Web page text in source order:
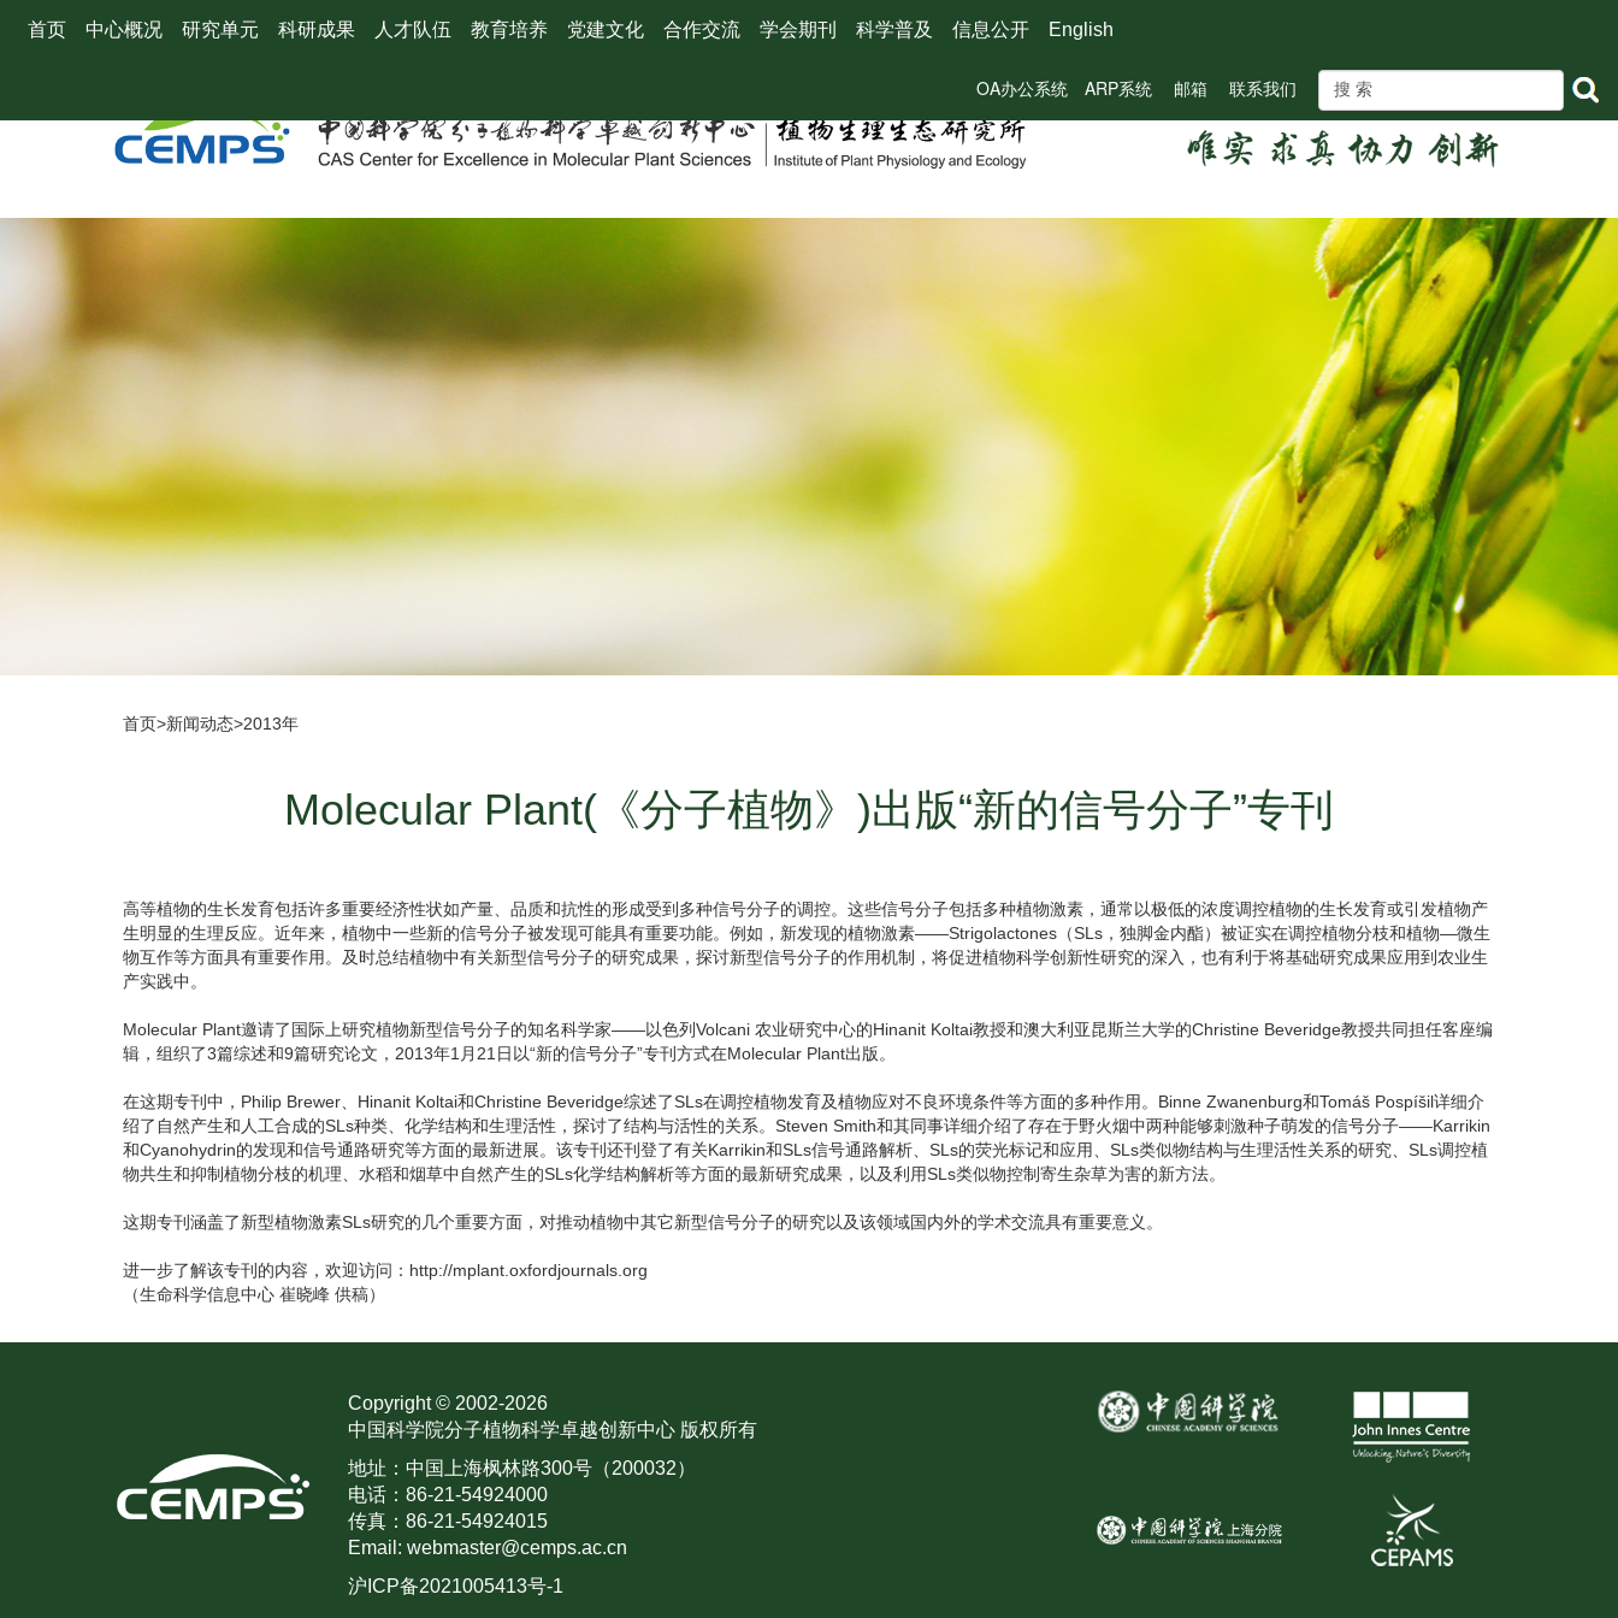
首页 中心概况 研究单元 科研成果 人才队伍 教育培养 党建文化 合作交流 学会期刊 科学普及 信息公开 English
OA办公系统 ARP系统 邮箱 联系我们
首页>新闻动态>2013年
Molecular Plant(《分子植物》)出版“新的信号分子”专刊
高等植物的生长发育包括许多重要经济性状如产量、品质和抗性的形成受到多种信号分子的调控。这些信号分子包括多种植物激素，通常以极低的浓度调控植物的生长发育或引发植物产
生明显的生理反应。近年来，植物中一些新的信号分子被发现可能具有重要功能。例如，新发现的植物激素——Strigolactones（SLs，独脚金内酯）被证实在调控植物分枝和植物—微生
物互作等方面具有重要作用。及时总结植物中有关新型信号分子的研究成果，探讨新型信号分子的作用机制，将促进植物科学创新性研究的深入，也有利于将基础研究成果应用到农业生
产实践中。
Molecular Plant邀请了国际上研究植物新型信号分子的知名科学家——以色列Volcani 农业研究中心的Hinanit Koltai教授和澳大利亚昆斯兰大学的Christine Beveridge教授共同担任客座编
辑，组织了3篇综述和9篇研究论文，2013年1月21日以“新的信号分子”专刊方式在Molecular Plant出版。
在这期专刊中，Philip Brewer、Hinanit Koltai和Christine Beveridge综述了SLs在调控植物发育及植物应对不良环境条件等方面的多种作用。Binne Zwanenburg和Tomáš Pospíšil详细介
绍了自然产生和人工合成的SLs种类、化学结构和生理活性，探讨了结构与活性的关系。Steven Smith和其同事详细介绍了存在于野火烟中两种能够刺激种子萌发的信号分子——Karrikin
和Cyanohydrin的发现和信号通路研究等方面的最新进展。该专刊还刊登了有关Karrikin和SLs信号通路解析、SLs的荧光标记和应用、SLs类似物结构与生理活性关系的研究、SLs调控植
物共生和抑制植物分枝的机理、水稻和烟草中自然产生的SLs化学结构解析等方面的最新研究成果，以及利用SLs类似物控制寄生杂草为害的新方法。
这期专刊涵盖了新型植物激素SLs研究的几个重要方面，对推动植物中其它新型信号分子的研究以及该领域国内外的学术交流具有重要意义。
进一步了解该专刊的内容，欢迎访问：http://mplant.oxfordjournals.org
（生命科学信息中心 崔晓峰 供稿）
Copyright © 2002-2026
中国科学院分子植物科学卓越创新中心 版权所有
地址：中国上海枫林路300号（200032）
电话：86-21-54924000
传真：86-21-54924015
Email: webmaster@cemps.ac.cn
沪ICP备2021005413号-1